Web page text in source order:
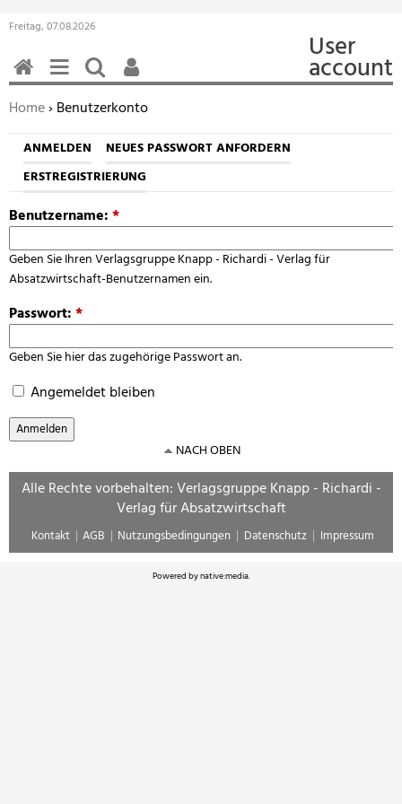
Freitag, 07.08.2026
User
account
Sie befinden sich hier:
Home› Benutzerkonto
ANMELDEN
NEUES PASSWORT ANFORDERN
ERSTREGISTRIERUNG
Benutzername:*
Geben Sie Ihren Verlagsgruppe Knapp - Richardi - Verlag für
Absatzwirtschaft-Benutzernamen ein.
Passwort:*
Geben Sie hier das zugehörige Passwort an.
Angemeldet bleiben
HOMEMENÜSUCHEN
BENUTZERFUNKTIONEN
NACH OBEN
Alle Rechte vorbehalten: Verlagsgruppe Knapp - Richardi -
Verlag für Absatzwirtschaft
Kontakt AGB Nutzungsbedingungen Datenschutz Impressum
Powered bynative:media.